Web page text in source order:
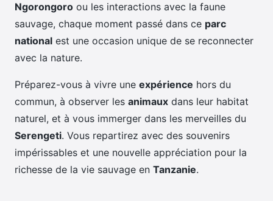
Ngorongoro ou les interactions avec la faune
sauvage, chaque moment passé dans ce parc
national est une occasion unique de se reconnecter
avec la nature.
Préparez-vous à vivre une expérience hors du
commun, à observer les animaux dans leur habitat
naturel, et à vous immerger dans les merveilles du
Serengeti. Vous repartirez avec des souvenirs
impérissables et une nouvelle appréciation pour la
richesse de la vie sauvage en Tanzanie.